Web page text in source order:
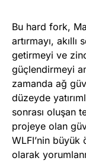
Bu hard fork,
artırmayı,
getirmeyi ve
güçlendirmeyi
zamanda ağ
düzeyde
sonrası oluşan
projeye olan
WLFI’nin büyük
olarak